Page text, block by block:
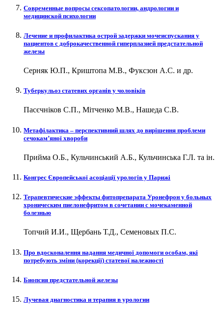
Современные вопросы сексопатологии, андрологии и
медицинской психологии
Лечение и профилактика острой задержки мочеиспускания у
пациентов с доброкачественной гиперплазией предстательной
железы
Серняк Ю.П., Криштопа М.В., Фуксзон А.С. и др.
Туберкульоз статевих органів у чоловіків
Пасєчніков С.П., Мітченко М.В., Нашеда С.В.
Метафілактика – перспективний шлях до вирішення проблеми
сечокам’яної хвороби
Прийма О.Б., Кульчинський А.Б., Кульчинська Г.Л. та ін.
Конгрес Європейської асоціації урологів у Парижі
Терапевтические эффекты фитопрепарата Уронефрон у больных
хроническим пиелонефритом в сочетании с мочекаменной
болезнью
Топчий И.И., Щербань Т.Д., Семеновых П.С.
Про вдосконалення надання медичної допомоги особам, які
потребують зміни (корекції) статевої належності
Биопсия предстательной железы
Лучевая диагностика и терапия в урологии